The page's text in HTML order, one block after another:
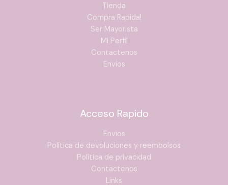
Tienda
Compra Rapida!
Ser Mayorista
Mi Perfil
Contactenos
Envios
Acceso Rapido
Envios
Política de devoluciones y reembolsos
Política de privacidad
Contactenos
Links